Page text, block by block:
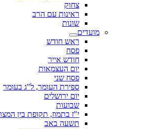
צחוק
ראינות עם הרב
שונות
מועדים
ראש חודש
פסח
חודש אייר
יום העצמאות
פסח שני
ספירת העומר, ל"ג בעומר
יום ירושלים
שבועות
י"ז בתמוז, תקופת בין
תשעה באב